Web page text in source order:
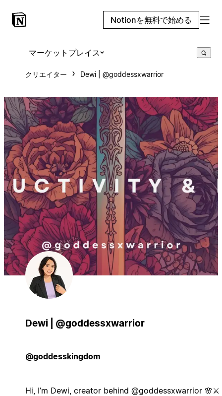
Notionを無料で始める
マーケットプレイス
クリエイター Dewi | @goddessxwarrior
Dewi | @goddessxwarrior
@goddesskingdom
Hi, I’m Dewi, creator behind @goddessxwarrior 🌸⚔️